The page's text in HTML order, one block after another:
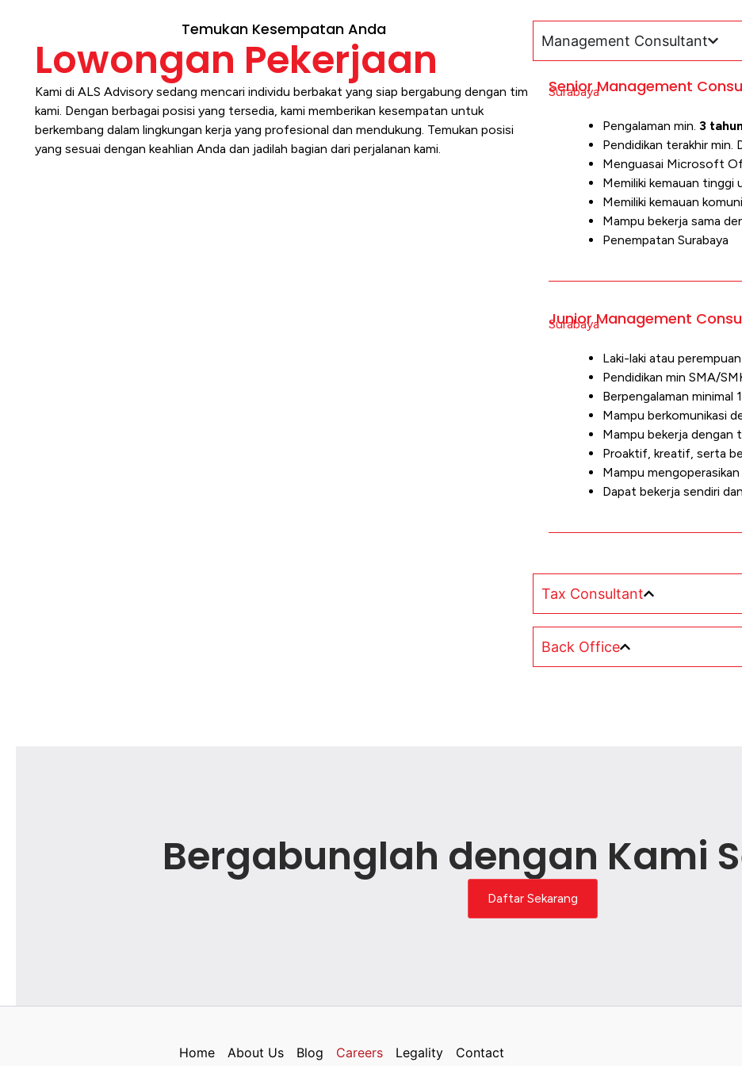
Temukan Kesempatan Anda
Lowongan Pekerjaan
Kami di ALS Advisory sedang mencari individu berbakat yang siap bergabung dengan tim
kami. Dengan berbagai posisi yang tersedia, kami memberikan kesempatan untuk
berkembang dalam lingkungan kerja yang profesional dan mendukung. Temukan posisi
yang sesuai dengan keahlian Anda dan jadilah bagian dari perjalanan kami.
Management Consultant
Senior Management
Surabaya
Pengalaman min. 3
Pendidikan terakhir min.
Menguasai Microsoft
Memiliki kemauan tinggi
Memiliki kemauan
Mampu bekerja sama
Penempatan Surabaya
Junior Management
Surabaya
Laki-laki atau
Pendidikan min SMA/
Berpengalaman minimal
Mampu berkomunikasi
Mampu bekerja dengan
Proaktif, kreatif, serta
Mampu
Dapat bekerja sendiri
Tax Consultant
Back Office
Bergabunglah dengan Kami
Daftar Sekarang
Home About Us Blog Careers Legality Contact